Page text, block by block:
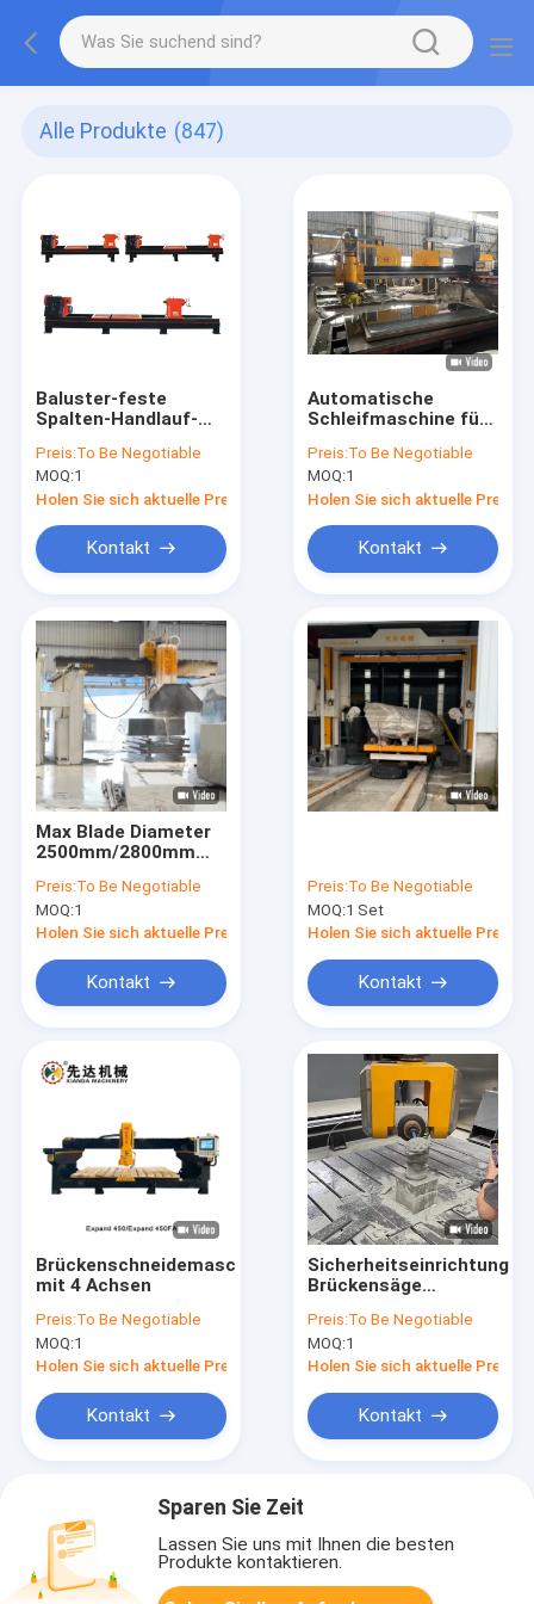
Alle Produkte (847)
Baluster-feste
Spalten-Handlauf-
polnische Maschine
500mm 600mm
Preis:To Be Negotiable
MOQ:1
Holen Sie sich aktuelle Preis
Kontakt
Automatische
Schleifmaschine für
mit hoher Leistung
Preis:To Be Negotiable
MOQ:1
Holen Sie sich aktuelle Preis
Kontakt
Max Blade Diameter
2500mm/2800mm
Schneidemaschine
für genaue und
Steinbearbeitung
Preis:To Be Negotiable
MOQ:1
Holen Sie sich aktuelle Preis
Kontakt
Preis:To Be Negotiable
MOQ:1 Set
Holen Sie sich aktuelle Preis
Kontakt
Brückenschneidemaschine
mit 4 Achsen
Preis:To Be Negotiable
MOQ:1
Holen Sie sich aktuelle Preis
Kontakt
Sicherheitseinrichtung
Brückensäge
Bruttogewicht
5100kg und
Bruttopower 57/67kw
Preis:To Be Negotiable
MOQ:1
Holen Sie sich aktuelle Preis
Kontakt
Sparen Sie Zeit
Lassen Sie uns mit Ihnen die besten
Produkte kontaktieren.